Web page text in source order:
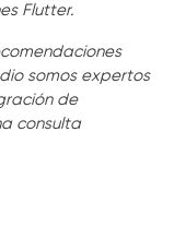
Flutter.
somos expertos
de
consulta